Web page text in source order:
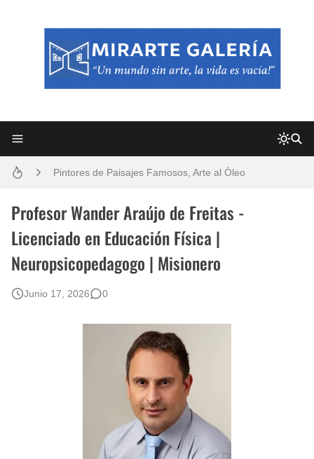
Pintores de Paisajes Famosos, Arte al Óleo
San Valentín Dibujos a Lápiz del 14 de Febrero
Que significan los cuadros de negras africanas?
El mundo del arte en pintura surrealista
Profesor Wander Araújo de Freitas -
Licenciado en Educación Física |
Neuropsicopedagogo | Misionero
Junio 17, 2026 0